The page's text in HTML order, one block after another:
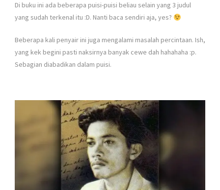
Di buku ini ada beberapa puisi-puisi beliau selain yang 3 judul
yang sudah terkenal itu :D. Nanti baca sendiri aja, yes?
Beberapa kali penyair ini juga mengalami masalah percintaan. Ish,
yang kek begini pasti naksirnya banyak cewe dah hahahaha :p.
Sebagian diabadikan dalam puisi.